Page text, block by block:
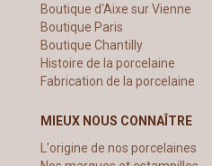
Boutique d'Aixe sur Vienne
Boutique Paris
Boutique Chantilly
Histoire de la porcelaine
Fabrication de la porcelaine
MIEUX NOUS CONNAÎTRE
L'origine de nos porcelaines